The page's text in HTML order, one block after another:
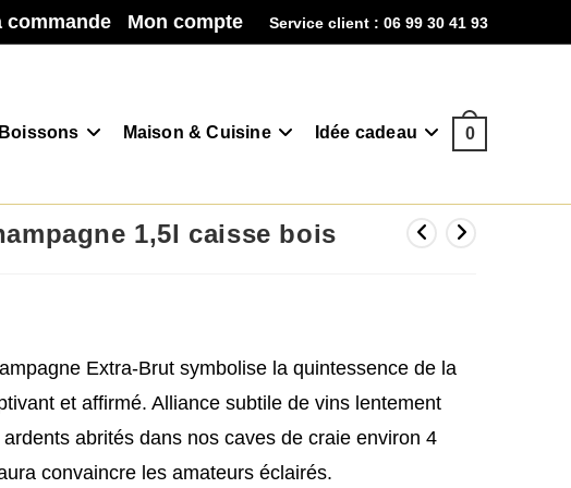
commande Mon compte Service client : 06 99 30 41 93
Boissons Maison & Cuisine Idée cadeau 0
1,5l caisse bois
Extra-Brut symbolise la quintessence de la
et affirmé. Alliance subtile de vins lentement
abrités dans nos caves de craie environ 4
convaincre les amateurs éclairés.